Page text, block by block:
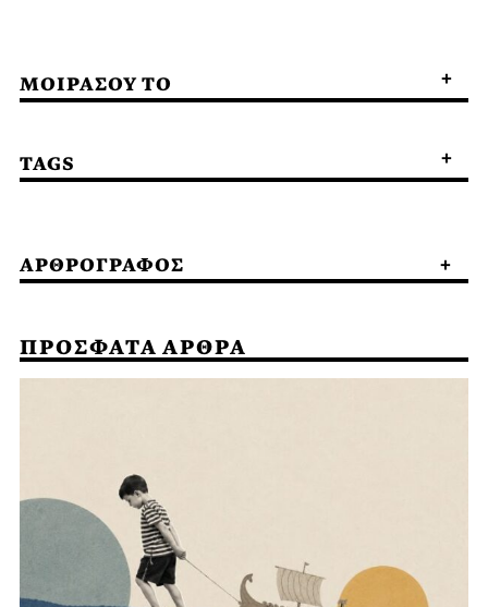
ΜΟΙΡΑΣΟΥ ΤΟ
TAGS
ΑΡΘΡΟΓΡΑΦΟΣ
ΠΡΟΣΦΑΤΑ ΑΡΘΡΑ